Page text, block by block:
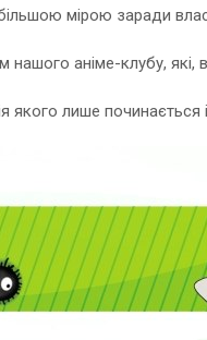
мірою заради
аніме-клубу, які,
якого лише